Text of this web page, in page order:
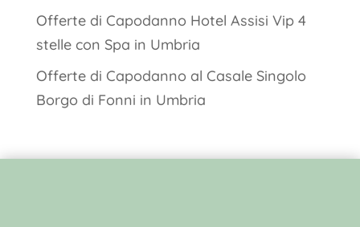
Offerte di Capodanno Hotel Assisi Vip 4
stelle con Spa in Umbria
Offerte di Capodanno al Casale Singolo
Borgo di Fonni in Umbria